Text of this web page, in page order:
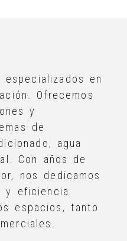
especializados en
Ofrecemos
y
de
agua
Con años de
nos dedicamos
y eficiencia
espacios, tanto